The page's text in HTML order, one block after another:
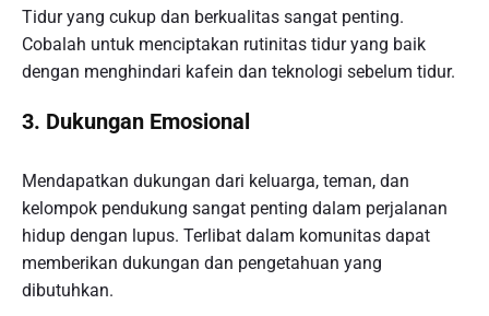
Tidur yang cukup dan berkualitas sangat penting.
Cobalah untuk menciptakan rutinitas tidur yang baik
dengan menghindari kafein dan teknologi sebelum tidur.
3. Dukungan Emosional
Mendapatkan dukungan dari keluarga, teman, dan
kelompok pendukung sangat penting dalam perjalanan
hidup dengan lupus. Terlibat dalam komunitas dapat
memberikan dukungan dan pengetahuan yang
dibutuhkan.